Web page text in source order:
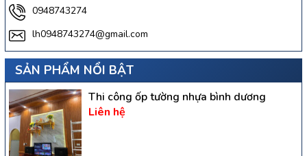
0948743274
lh0948743274@gmail.com
SẢN PHẨM NỔI BẬT
Thi công ốp tường nhựa bình dương
Liên hệ